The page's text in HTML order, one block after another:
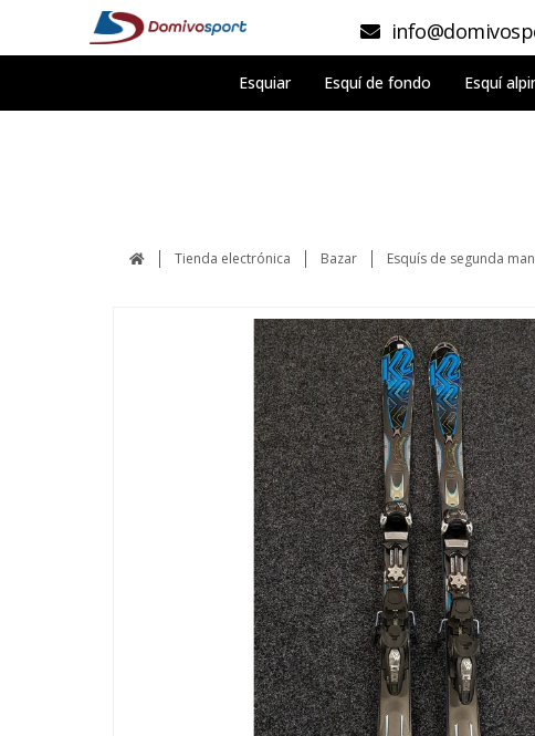
Esquiar Esquí de fondo Esquí
Tienda electrónica Bazar Esquís de segunda